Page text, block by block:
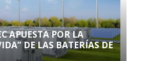
APUESTA POR LA
DE LAS BATERÍAS DE